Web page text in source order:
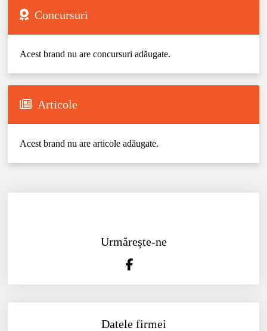
Concursuri
Acest brand nu are concursuri adăugate.
Articole
Acest brand nu are articole adăugate.
Urmărește-ne
Datele firmei